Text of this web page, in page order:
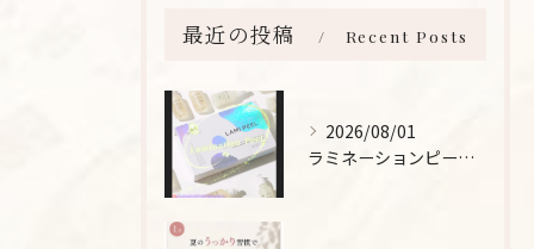
最近の投稿 Recent Posts
2026/08/01
ラミネーションピールとは、